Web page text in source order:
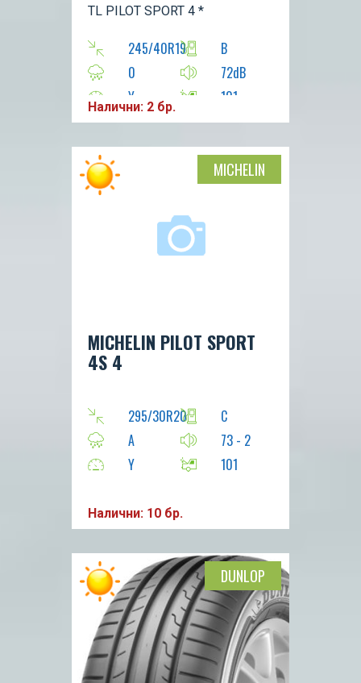
TL PILOT SPORT 4 *
245/40R19
B
0
72dB
Y
101
Налични: 2 бр.
MICHELIN PILOT SPORT
4S 4
295/30R20
C
A
73 - 2
Y
101
Налични: 10 бр.
MICHELIN
DUNLOP